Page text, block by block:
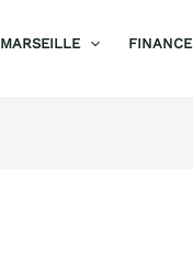
MARSEILLE FINANCE